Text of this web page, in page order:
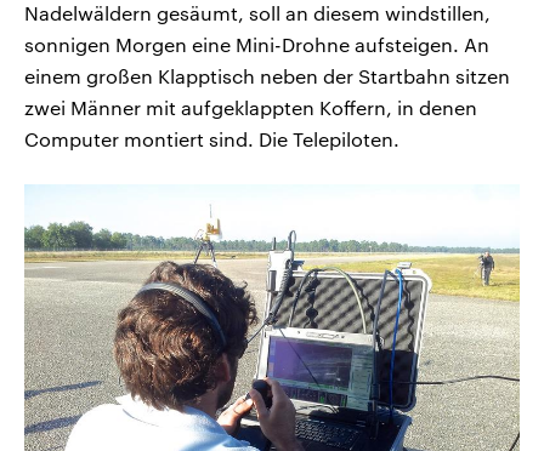
Nadelwäldern gesäumt, soll an diesem windstillen,
sonnigen Morgen eine Mini-Drohne aufsteigen. An
einem großen Klapptisch neben der Startbahn sitzen
zwei Männer mit aufgeklappten Koffern, in denen
Computer montiert sind. Die Telepiloten.